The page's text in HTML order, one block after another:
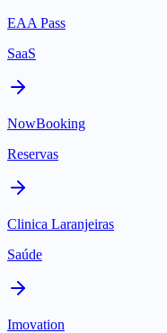
EAA Pass
SaaS
NowBooking
Reservas
Clinica Laranjeiras
Saúde
Imovation